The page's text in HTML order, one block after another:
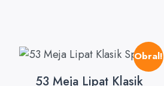
Obral!
53 Meja Lipat Klasik